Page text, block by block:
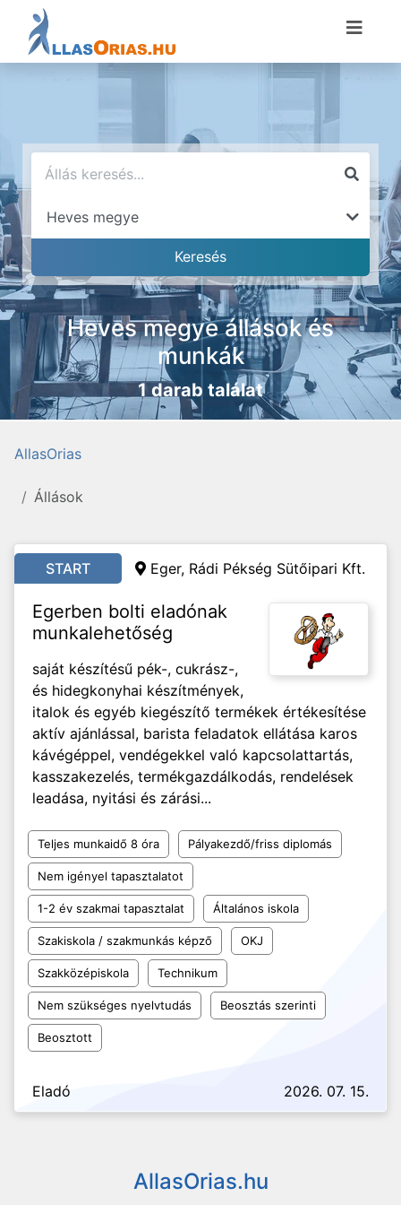
Heves megye állások és
munkák
1 darab találat
AllasOrias
Állások
START Eger, Rádi Pékség Sütőipari Kft.
Egerben bolti eladónak
munkalehetőség
saját készítésű pék-, cukrász-,
és hidegkonyhai készítmények,
italok és egyéb kiegészítő termékek értékesítése
aktív ajánlással, barista feladatok ellátása karos
kávégéppel, vendégekkel való kapcsolattartás,
kasszakezelés, termékgazdálkodás, rendelések
leadása, nyitási és zárási...
Teljes munkaidő 8 óra Pályakezdő/friss diplomás
Nem igényel tapasztalatot
1-2 év szakmai tapasztalat Általános iskola
Szakiskola / szakmunkás képző OKJ
Szakközépiskola Technikum
Nem szükséges nyelvtudás Beosztás szerinti
Beosztott
Eladó 2026. 07. 15.
AllasOrias.hu